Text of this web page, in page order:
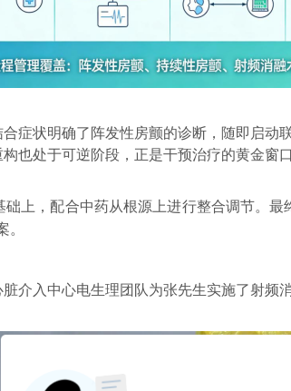
症状明确了阵发性房颤的诊断，随即启
也处于可逆阶段，正是干预治疗的黄金
上，配合中药从根源上进行整合调节。
。
脏介入中心电生理团队为张先生实施了射频